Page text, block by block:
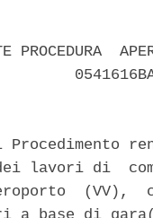
PROCEDURA
Procedimento
lavori di
(VV),